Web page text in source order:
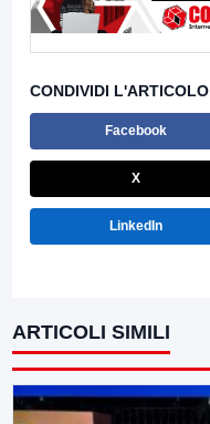
CONDIVIDI L'ARTICOLO
Facebook
X
LinkedIn
ARTICOLI SIMILI